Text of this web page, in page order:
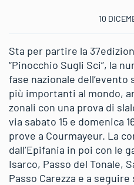
10
Sta per partire la
“Pinocchio Sugli Sci”, la
fase nazionale
più importanti al mondo,
zonali con una prova di
via sabato 15 e domenica
prove a Courmayeur. La
dall’Epifania in poi con le
Isarco, Passo del Tonale,
Passo Carezza e a